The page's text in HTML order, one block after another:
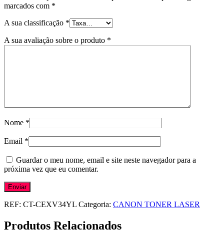
marcados com *
A sua classificação *
A sua avaliação sobre o produto *
Nome *
Email *
Guardar o meu nome, email e site neste navegador para a
próxima vez que eu comentar.
REF: CT-CEXV34YL Categoria: CANON TONER LASER
Produtos Relacionados